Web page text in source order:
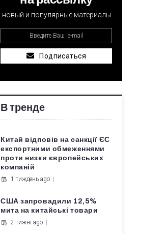
новый и популярные материалы
Подписаться
В тренде
Китай відповів на санкції ЄС
експортними обмеженнями
проти низки європейських
компаній
1 тиждень ago
США запровадили 12,5%
мита на китайські товари
2 тижні ago